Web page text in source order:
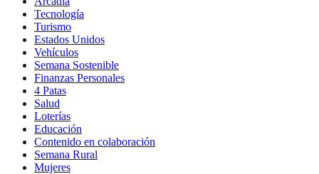
Tecnología
Turismo
Estados Unidos
Vehículos
Semana Sostenible
Finanzas Personales
4 Patas
Salud
Loterías
Educación
Contenido en colaboración
Semana Rural
Mujeres